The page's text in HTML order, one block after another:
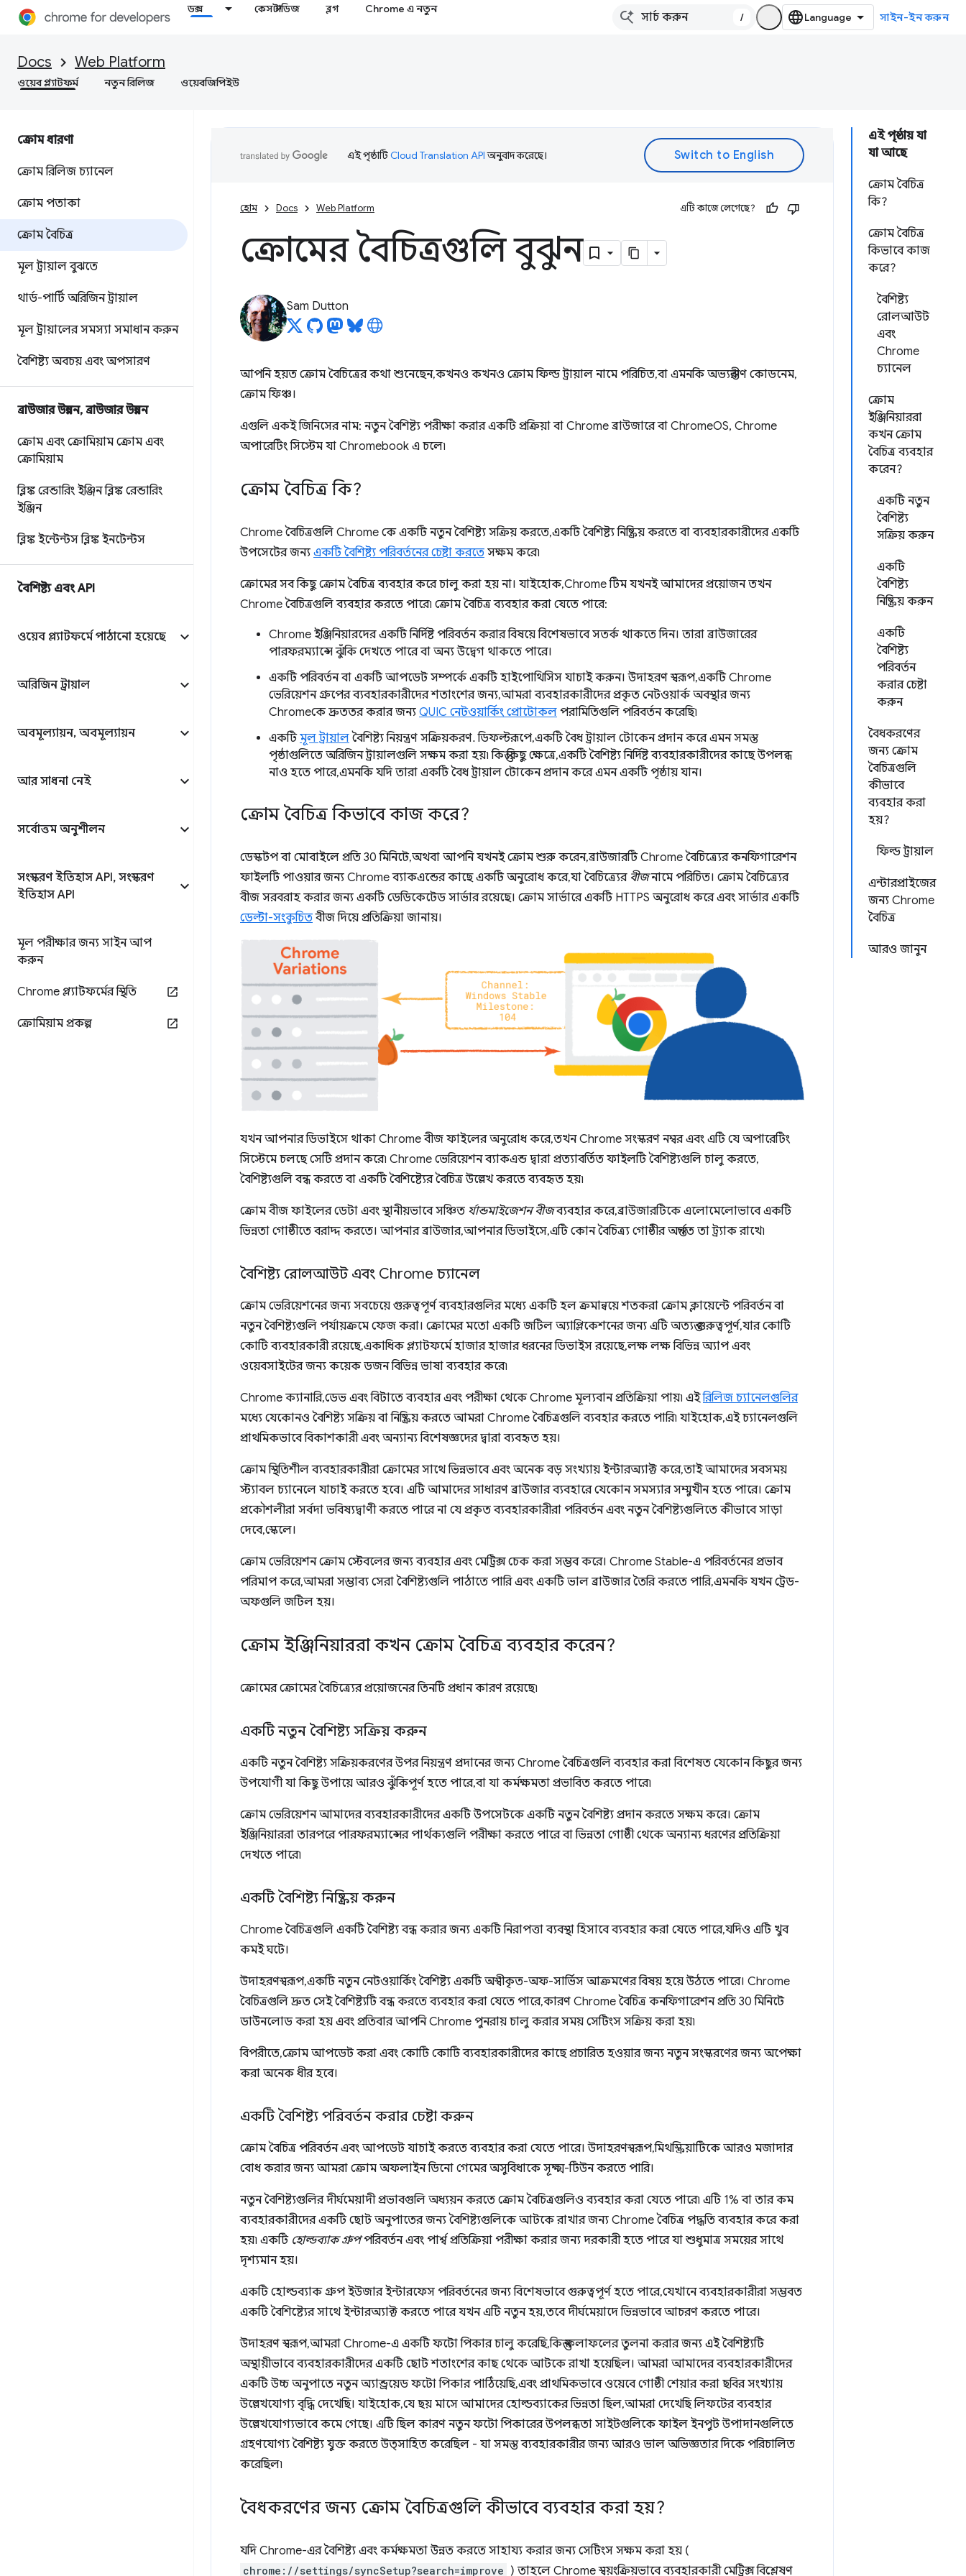
ডক্স কেস স্টাডিজ ব্লগ Chrome এ নতুন
/ সাইন-ইন করুন
Docs Web Platform
ওয়েব প্ল্যাটফর্ম নতুন রিলিজ ওয়েবজিপিইউ
ক্রোম ধারণা
ক্রোম রিলিজ চ্যানেল
ক্রোম পতাকা
ক্রোম বৈচিত্র
মূল ট্রায়াল বুঝতে
থার্ড-পার্টি অরিজিন ট্রায়াল
মূল ট্রায়ালের সমস্যা সমাধান করুন
বৈশিষ্ট্য অবচয় এবং অপসারণ
ব্রাউজার উন্নয়ন, ব্রাউজার উন্নয়ন
ক্রোম এবং ক্রোমিয়াম ক্রোম এবং
ক্রোমিয়াম
ব্লিঙ্ক রেন্ডারিং ইঞ্জিনব্লিঙ্ক রেন্ডারিং
ইঞ্জিন
ব্লিঙ্ক ইন্টেন্টসব্লিঙ্ক ইনটেন্টস
বৈশিষ্ট্য এবং API
ওয়েব প্ল্যাটফর্মে পাঠানো হয়েছে
অরিজিন ট্রায়াল
অবমূল্যায়ন, অবমূল্যায়ন
আর সাধনা নেই
সর্বোত্তম অনুশীলন
সংস্করণ ইতিহাস API, সংস্করণ
ইতিহাস API
মূল পরীক্ষার জন্য সাইন আপ
করুন
Chrome প্ল্যাটফর্মের স্থিতি
ক্রোমিয়াম প্রকল্প
এই পৃষ্ঠায় যা
যা আছে
ক্রোম বৈচিত্র
কি?
ক্রোম বৈচিত্র
কিভাবে কাজ
করে?
বৈশিষ্ট্য
রোলআউট
এবং
Chrome
চ্যানেল
ক্রোম
ইঞ্জিনিয়াররা
কখন ক্রোম
বৈচিত্র ব্যবহার
করেন?
একটি নতুন
বৈশিষ্ট্য
সক্রিয় করুন
একটি
বৈশিষ্ট্য
নিষ্ক্রিয় করুন
একটি
বৈশিষ্ট্য
পরিবর্তন
করার চেষ্টা
করুন
বৈধকরণের
জন্য ক্রোম
বৈচিত্রগুলি
কীভাবে
ব্যবহার করা
হয়?
ফিল্ড ট্রায়াল
এন্টারপ্রাইজের
জন্য Chrome
বৈচিত্র
আরও জানুন
এই পৃষ্ঠাটিCloud Translation APIঅনুবাদ করেছে।
হোম Docs Web Platform এটি কাজে লেগেছে?
ক্রোমের বৈচিত্রগুলি বুঝুন
Sam Dutton
আপনি হয়ত ক্রোম বৈচিত্রের কথা শুনেছেন, কখনও কখনও ক্রোম ফিল্ড ট্রায়াল নামে পরিচিত, বা এমনকি অভ্যন্তরীণ কোডনেম,
ক্রোম ফিঞ্চ।
এগুলি একই জিনিসের নাম: নতুন বৈশিষ্ট্য পরীক্ষা করার একটি প্রক্রিয়া বা Chrome ব্রাউজারে বা ChromeOS, Chrome
অপারেটিং সিস্টেম যা Chromebook এ চলে৷
ক্রোম বৈচিত্র কি?
Chrome বৈচিত্রগুলি Chrome কে একটি নতুন বৈশিষ্ট্য সক্রিয় করতে, একটি বৈশিষ্ট্য নিষ্ক্রিয় করতে বা ব্যবহারকারীদের একটি
উপসেটের জন্য একটি বৈশিষ্ট্য পরিবর্তনের চেষ্টা করতে সক্ষম করে৷
ক্রোমের সব কিছু ক্রোম বৈচিত্র ব্যবহার করে চালু করা হয় না। যাইহোক, Chrome টিম যখনই আমাদের প্রয়োজন তখন
Chrome বৈচিত্রগুলি ব্যবহার করতে পারে৷ ক্রোম বৈচিত্র ব্যবহার করা যেতে পারে:
Chrome ইঞ্জিনিয়ারদের একটি নির্দিষ্ট পরিবর্তন করার বিষয়ে বিশেষভাবে সতর্ক থাকতে দিন। তারা ব্রাউজারের
পারফরম্যান্সে ঝুঁকি দেখতে পারে বা অন্য উদ্বেগ থাকতে পারে।
একটি পরিবর্তন বা একটি আপডেট সম্পর্কে একটি হাইপোথিসিস যাচাই করুন। উদাহরণ স্বরূপ, একটি Chrome
ভেরিয়েশন গ্রুপের ব্যবহারকারীদের শতাংশের জন্য, আমরা ব্যবহারকারীদের প্রকৃত নেটওয়ার্ক অবস্থার জন্য
Chromeকে দ্রুততর করার জন্য QUIC নেটওয়ার্কিং প্রোটোকল পরামিতিগুলি পরিবর্তন করেছি৷
একটিমূল ট্রায়াল বৈশিষ্ট্য নিয়ন্ত্রণ সক্রিয়করণ. ডিফল্টরূপে, একটি বৈধ ট্রায়াল টোকেন প্রদান করে এমন সমস্ত
পৃষ্ঠাগুলিতে অরিজিন ট্রায়ালগুলি সক্ষম করা হয়৷ কিন্তু কিছু ক্ষেত্রে, একটি বৈশিষ্ট্য নির্দিষ্ট ব্যবহারকারীদের কাছে উপলব্ধ
নাও হতে পারে, এমনকি যদি তারা একটি বৈধ ট্রায়াল টোকেন প্রদান করে এমন একটি পৃষ্ঠায় যান।
ক্রোম বৈচিত্র কিভাবে কাজ করে?
ডেস্কটপ বা মোবাইলে প্রতি 30 মিনিটে, অথবা আপনি যখনই ক্রোম শুরু করেন, ব্রাউজারটি Chrome বৈচিত্র্যের কনফিগারেশন
ফাইলটি পাওয়ার জন্য Chrome ব্যাকএন্ডের কাছে একটি অনুরোধ করে, যা বৈচিত্র্যের বীজনামে পরিচিত। ক্রোম বৈচিত্র্যের
বীজ সরবরাহ করার জন্য একটি ডেডিকেটেড সার্ভার রয়েছে। ক্রোম সার্ভারে একটি HTTPS অনুরোধ করে এবং সার্ভার একটি
ডেল্টা-সংকুচিতবীজ দিয়ে প্রতিক্রিয়া জানায়।
যখন আপনার ডিভাইসে থাকা Chrome বীজ ফাইলের অনুরোধ করে, তখন Chrome সংস্করণ নম্বর এবং এটি যে অপারেটিং
সিস্টেমে চলছে সেটি প্রদান করে৷ Chrome ভেরিয়েশন ব্যাকএন্ড দ্বারা প্রত্যাবর্তিত ফাইলটি বৈশিষ্ট্যগুলি চালু করতে,
বৈশিষ্ট্যগুলি বন্ধ করতে বা একটি বৈশিষ্ট্যের বৈচিত্র উল্লেখ করতে ব্যবহৃত হয়৷
ক্রোম বীজ ফাইলের ডেটা এবং স্থানীয়ভাবে সঞ্চিত র্যান্ডমাইজেশন বীজব্যবহার করে, ব্রাউজারটিকে এলোমেলোভাবে একটি
ভিন্নতা গোষ্ঠীতে বরাদ্দ করতে। আপনার ব্রাউজার, আপনার ডিভাইসে, এটি কোন বৈচিত্র্য গোষ্ঠীর অন্তর্গত তা ট্র্যাক রাখে৷
বৈশিষ্ট্য রোলআউট এবং Chrome চ্যানেল
ক্রোম ভেরিয়েশনের জন্য সবচেয়ে গুরুত্বপূর্ণ ব্যবহারগুলির মধ্যে একটি হল ক্রমান্বয়ে শতকরা ক্রোম ক্লায়েন্টে পরিবর্তন বা
নতুন বৈশিষ্ট্যগুলি পর্যায়ক্রমে ফেজ করা। ক্রোমের মতো একটি জটিল অ্যাপ্লিকেশনের জন্য এটি অত্যন্ত গুরুত্বপূর্ণ, যার কোটি
কোটি ব্যবহারকারী রয়েছে, একাধিক প্ল্যাটফর্মে হাজার হাজার ধরনের ডিভাইস রয়েছে, লক্ষ লক্ষ বিভিন্ন অ্যাপ এবং
ওয়েবসাইটের জন্য কয়েক ডজন বিভিন্ন ভাষা ব্যবহার করে৷
Chrome ক্যানারি, ডেভ এবং বিটাতে ব্যবহার এবং পরীক্ষা থেকে Chrome মূল্যবান প্রতিক্রিয়া পায়৷ এইরিলিজ চ্যানেলগুলির
মধ্যে যেকোনও বৈশিষ্ট্য সক্রিয় বা নিষ্ক্রিয় করতে আমরা Chrome বৈচিত্রগুলি ব্যবহার করতে পারি৷ যাইহোক, এই চ্যানেলগুলি
প্রাথমিকভাবে বিকাশকারী এবং অন্যান্য বিশেষজ্ঞদের দ্বারা ব্যবহৃত হয়।
ক্রোম স্থিতিশীল ব্যবহারকারীরা ক্রোমের সাথে ভিন্নভাবে এবং অনেক বড় সংখ্যায় ইন্টারঅ্যাক্ট করে, তাই আমাদের সবসময়
স্ট্যাবল চ্যানেলে যাচাই করতে হবে। এটি আমাদের সাধারণ ব্রাউজার ব্যবহারে যেকোন সমস্যার সম্মুখীন হতে পারে। ক্রোম
প্রকৌশলীরা সর্বদা ভবিষ্যদ্বাণী করতে পারে না যে প্রকৃত ব্যবহারকারীরা পরিবর্তন এবং নতুন বৈশিষ্ট্যগুলিতে কীভাবে সাড়া
দেবে, স্কেলে।
ক্রোম ভেরিয়েশন ক্রোম স্টেবলের জন্য ব্যবহার এবং মেট্রিক্স চেক করা সম্ভব করে। Chrome Stable-এ পরিবর্তনের প্রভাব
পরিমাপ করে, আমরা সম্ভাব্য সেরা বৈশিষ্ট্যগুলি পাঠাতে পারি এবং একটি ভাল ব্রাউজার তৈরি করতে পারি, এমনকি যখন ট্রেড-
অফগুলি জটিল হয়।
ক্রোম ইঞ্জিনিয়াররা কখন ক্রোম বৈচিত্র ব্যবহার করেন?
ক্রোমের ক্রোমের বৈচিত্র্যের প্রয়োজনের তিনটি প্রধান কারণ রয়েছে৷
একটি নতুন বৈশিষ্ট্য সক্রিয় করুন
একটি নতুন বৈশিষ্ট্য সক্রিয়করণের উপর নিয়ন্ত্রণ প্রদানের জন্য Chrome বৈচিত্রগুলি ব্যবহার করা বিশেষত যেকোন কিছুর জন্য
উপযোগী যা কিছু উপায়ে আরও ঝুঁকিপূর্ণ হতে পারে, বা যা কর্মক্ষমতা প্রভাবিত করতে পারে৷
ক্রোম ভেরিয়েশন আমাদের ব্যবহারকারীদের একটি উপসেটকে একটি নতুন বৈশিষ্ট্য প্রদান করতে সক্ষম করে। ক্রোম
ইঞ্জিনিয়াররা তারপরে পারফরম্যান্সের পার্থক্যগুলি পরীক্ষা করতে পারে বা ভিন্নতা গোষ্ঠী থেকে অন্যান্য ধরণের প্রতিক্রিয়া
দেখতে পারে৷
একটি বৈশিষ্ট্য নিষ্ক্রিয় করুন
Chrome বৈচিত্রগুলি একটি বৈশিষ্ট্য বন্ধ করার জন্য একটি নিরাপত্তা ব্যবস্থা হিসাবে ব্যবহার করা যেতে পারে, যদিও এটি খুব
কমই ঘটে।
উদাহরণস্বরূপ, একটি নতুন নেটওয়ার্কিং বৈশিষ্ট্য একটি অস্বীকৃত-অফ-সার্ভিস আক্রমণের বিষয় হয়ে উঠতে পারে। Chrome
বৈচিত্রগুলি দ্রুত সেই বৈশিষ্ট্যটি বন্ধ করতে ব্যবহার করা যেতে পারে, কারণ Chrome বৈচিত্র কনফিগারেশন প্রতি 30 মিনিটে
ডাউনলোড করা হয় এবং প্রতিবার আপনি Chrome পুনরায় চালু করার সময় সেটিংস সক্রিয় করা হয়৷
বিপরীতে, ক্রোম আপডেট করা এবং কোটি কোটি ব্যবহারকারীদের কাছে প্রচারিত হওয়ার জন্য নতুন সংস্করণের জন্য অপেক্ষা
করা অনেক ধীর হবে।
একটি বৈশিষ্ট্য পরিবর্তন করার চেষ্টা করুন
ক্রোম বৈচিত্র পরিবর্তন এবং আপডেট যাচাই করতে ব্যবহার করা যেতে পারে। উদাহরণস্বরূপ, মিথস্ক্রিয়াটিকে আরও মজাদার
বোধ করার জন্য আমরা ক্রোম অফলাইন ডিনো গেমের অসুবিধাকে সূক্ষ্ম-টিউন করতে পারি।
নতুন বৈশিষ্ট্যগুলির দীর্ঘমেয়াদী প্রভাবগুলি অধ্যয়ন করতে ক্রোম বৈচিত্রগুলিও ব্যবহার করা যেতে পারে৷ এটি 1% বা তার কম
ব্যবহারকারীদের একটি ছোট অনুপাতের জন্য বৈশিষ্ট্যগুলিকে আটকে রাখার জন্য Chrome বৈচিত্র পদ্ধতি ব্যবহার করে করা
হয়৷ একটি হোল্ডব্যাক গ্রুপপরিবর্তন এবং পার্শ্ব প্রতিক্রিয়া পরীক্ষা করার জন্য দরকারী হতে পারে যা শুধুমাত্র সময়ের সাথে
দৃশ্যমান হয়।
একটি হোল্ডব্যাক গ্রুপ ইউজার ইন্টারফেস পরিবর্তনের জন্য বিশেষভাবে গুরুত্বপূর্ণ হতে পারে, যেখানে ব্যবহারকারীরা সম্ভবত
একটি বৈশিষ্ট্যের সাথে ইন্টারঅ্যাক্ট করতে পারে যখন এটি নতুন হয়, তবে দীর্ঘমেয়াদে ভিন্নভাবে আচরণ করতে পারে।
উদাহরণ স্বরূপ, আমরা Chrome-এ একটি ফটো পিকার চালু করেছি, কিন্তু ফলাফলের তুলনা করার জন্য এই বৈশিষ্ট্যটি
অস্থায়ীভাবে ব্যবহারকারীদের একটি ছোট শতাংশের কাছ থেকে আটকে রাখা হয়েছিল। আমরা আমাদের ব্যবহারকারীদের
একটি উচ্চ অনুপাতে নতুন অ্যান্ড্রয়েড ফটো পিকার পাঠিয়েছি, এবং প্রাথমিকভাবে ওয়েবে গোষ্ঠী শেয়ার করা ছবির সংখ্যায়
উল্লেখযোগ্য বৃদ্ধি দেখেছি। যাইহোক, যে ছয় মাসে আমাদের হোল্ডব্যাকের ভিন্নতা ছিল, আমরা দেখেছি লিফটের ব্যবহার
উল্লেখযোগ্যভাবে কমে গেছে। এটি ছিল কারণ নতুন ফটো পিকারের উপলব্ধতা সাইটগুলিকে ফাইল ইনপুট উপাদানগুলিতে
গ্রহণযোগ্য বৈশিষ্ট্য যুক্ত করতে উত্সাহিত করেছিল - যা সমস্ত ব্যবহারকারীর জন্য আরও ভাল অভিজ্ঞতার দিকে পরিচালিত
করেছিল৷
বৈধকরণের জন্য ক্রোম বৈচিত্রগুলি কীভাবে ব্যবহার করা হয়?
যদি Chrome-এর বৈশিষ্ট্য এবং কর্মক্ষমতা উন্নত করতে সাহায্য করার জন্য সেটিংস সক্ষম করা হয় (
chrome://settings/syncSetup?search=improve ) তাহলে Chrome স্বয়ংক্রিয়ভাবে ব্যবহারকারী মেট্রিক্স বিশ্লেষণ